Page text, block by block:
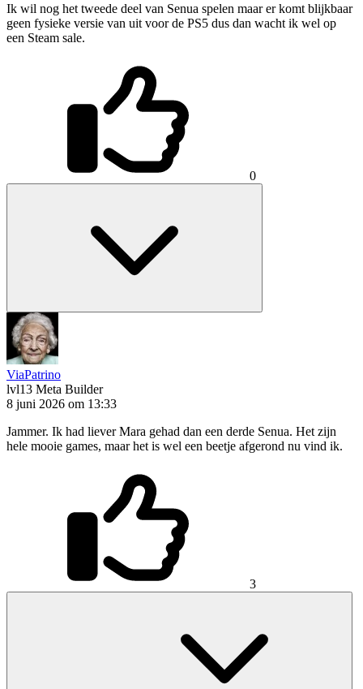
Ik wil nog het tweede deel van Senua spelen maar er komt blijkbaar
geen fysieke versie van uit voor de PS5 dus dan wacht ik wel op
een Steam sale.
0
ViaPatrino
lvl13 Meta Builder
8 juni 2026 om 13:33
Jammer. Ik had liever Mara gehad dan een derde Senua. Het zijn
hele mooie games, maar het is wel een beetje afgerond nu vind ik.
3